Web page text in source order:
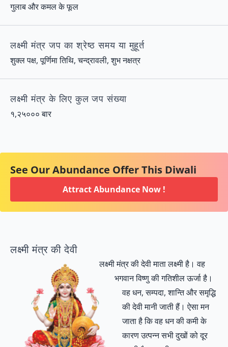
गुलाब और कमल के फूल
लक्ष्मी मंत्र जप का श्रेष्ठ समय या मुहूर्त
शुक्ल पक्ष, पूर्णिमा तिथि, चन्द्रावली, शुभ नक्षत्र
लक्ष्मी मंत्र के लिए कुल जप संख्या
१,२५००० बार
See Our Abundance Offer This Diwali
Attract Abundance Now !
लक्ष्मी मंत्र की देवी
लक्ष्मी मंत्र की देवी माता लक्ष्मी है। वह
भगवान विष्णु की गतिशील ऊर्जा है।
वह धन, सम्पदा, शान्ति और समृद्धि
की देवी मानी जाती हैं। ऐसा मन
जाता है कि वह धन की कमी के
कारण उत्पन्न सभी दुखों को दूर